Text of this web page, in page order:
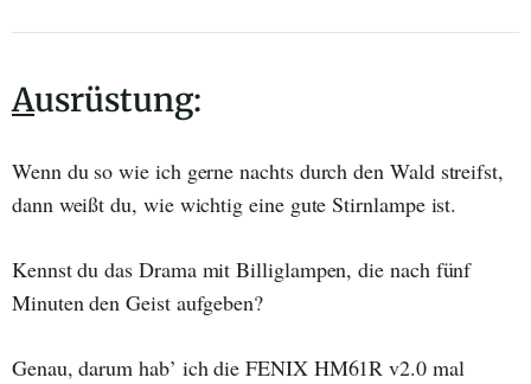
Ausrüstung:
Wenn du so wie ich gerne nachts durch den Wald streifst,
dann weißt du, wie wichtig eine gute Stirnlampe ist.
Kennst du das Drama mit Billiglampen, die nach fünf
Minuten den Geist aufgeben?
Genau, darum hab’ ich die FENIX HM61R v2.0 mal